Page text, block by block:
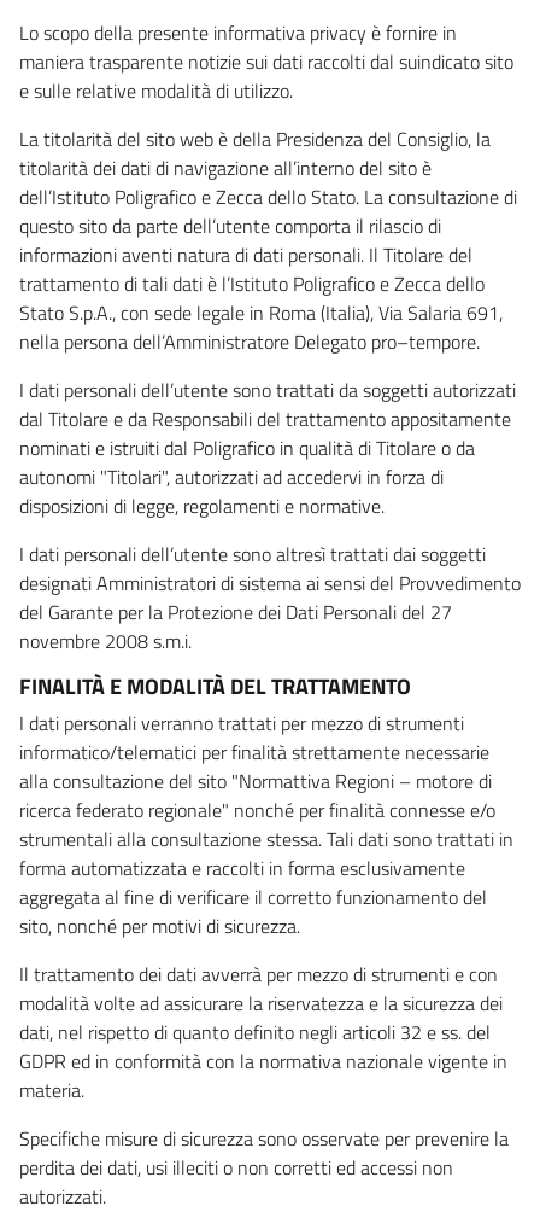
Lo scopo della presente informativa privacy è fornire in
maniera trasparente notizie sui dati raccolti dal suindicato sito
e sulle relative modalità di utilizzo.
La titolarità del sito web è della Presidenza del Consiglio, la
titolarità dei dati di navigazione all’interno del sito è
dell’Istituto Poligrafico e Zecca dello Stato. La consultazione di
questo sito da parte dell’utente comporta il rilascio di
informazioni aventi natura di dati personali. Il Titolare del
trattamento di tali dati è l’Istituto Poligrafico e Zecca dello
Stato S.p.A., con sede legale in Roma (Italia), Via Salaria 691,
nella persona dell’Amministratore Delegato pro–tempore.
I dati personali dell’utente sono trattati da soggetti autorizzati
dal Titolare e da Responsabili del trattamento appositamente
nominati e istruiti dal Poligrafico in qualità di Titolare o da
autonomi "Titolari", autorizzati ad accedervi in forza di
disposizioni di legge, regolamenti e normative.
I dati personali dell’utente sono altresì trattati dai soggetti
designati Amministratori di sistema ai sensi del Provvedimento
del Garante per la Protezione dei Dati Personali del 27
novembre 2008 s.m.i.
FINALITÀ E MODALITÀ DEL TRATTAMENTO
I dati personali verranno trattati per mezzo di strumenti
informatico/telematici per finalità strettamente necessarie
alla consultazione del sito "Normattiva Regioni – motore di
ricerca federato regionale" nonché per finalità connesse e/o
strumentali alla consultazione stessa. Tali dati sono trattati in
forma automatizzata e raccolti in forma esclusivamente
aggregata al fine di verificare il corretto funzionamento del
sito, nonché per motivi di sicurezza.
Il trattamento dei dati avverrà per mezzo di strumenti e con
modalità volte ad assicurare la riservatezza e la sicurezza dei
dati, nel rispetto di quanto definito negli articoli 32 e ss. del
GDPR ed in conformità con la normativa nazionale vigente in
materia.
Specifiche misure di sicurezza sono osservate per prevenire la
perdita dei dati, usi illeciti o non corretti ed accessi non
autorizzati.